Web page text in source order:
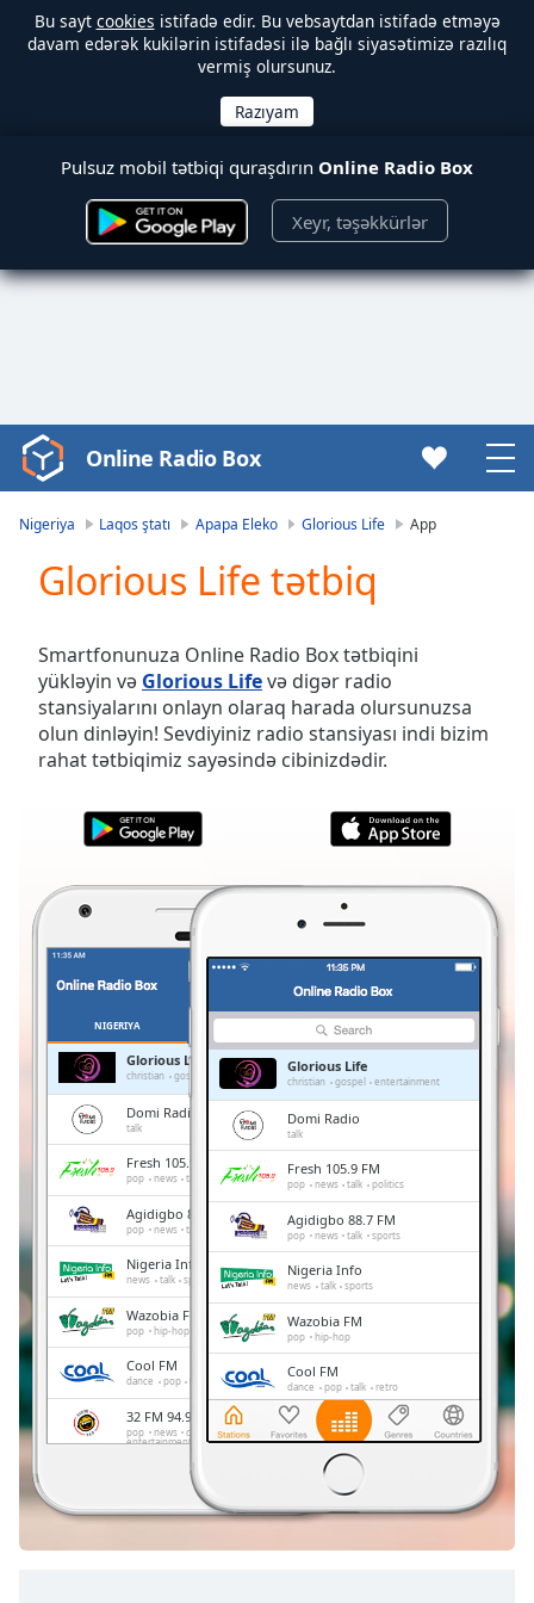
Bu sayt cookies istifadə edir. Bu vebsaytdan istifadə etməyə
davam edərək kukilərin istifadəsi ilə bağlı siyasətimizə razılıq
vermiş olursunuz.
Pulsuz mobil tətbiqi quraşdırın Online Radio Box
Xeyr, təşəkkürlər
Video
Player
Play
Video
Skip
Backward
Skip
Forward
Mute
Current
Duration-:-
0.00%
Stream
TypeLIVE
Seek to
LIVE
Remaining
Time-
Playback
Chapters
Chapters
Descriptions
descriptions
,
Subtitles
subtitles
Online Radio Box
Nigeriya Laqos ştatı Apapa Eleko Glorious Life App
Glorious Life tətbiq
Smartfonunuza Online Radio Box tətbiqini
yükləyin və Glorious Lifevə digər radio
stansiyalarını onlayn olaraq harada olursunuzsa
olun dinləyin! Sevdiyiniz radio stansiyası indi bizim
rahat tətbiqimiz sayəsində cibinizdədir.
NIGERIYA
Glorious Life
christian gospel entertainment
Domi Radio
talk
Fresh 105.9 FM
pop news talk politics
Agidigbo 88.7 FM
pop news talk sports
Nigeria Info
news talk sports
Wazobia FM
pop hip-hop
Cool FM
dance pop retro
32 FM 94.9
pop news comedy sports
entertainment
MAX 102.3 FM
Glorious Life
christian gospel entertainment
Domi Radio
talk
Fresh 105.9 FM
pop news talk politics
Agidigbo 88.7 FM
pop news talk sports
Nigeria Info
news talk sports
Wazobia FM
pop hip-hop
Cool FM
dance pop talk retro
32 FM 94.9
pop news comedy sports
entertainment
MAX 102.3 FM
african